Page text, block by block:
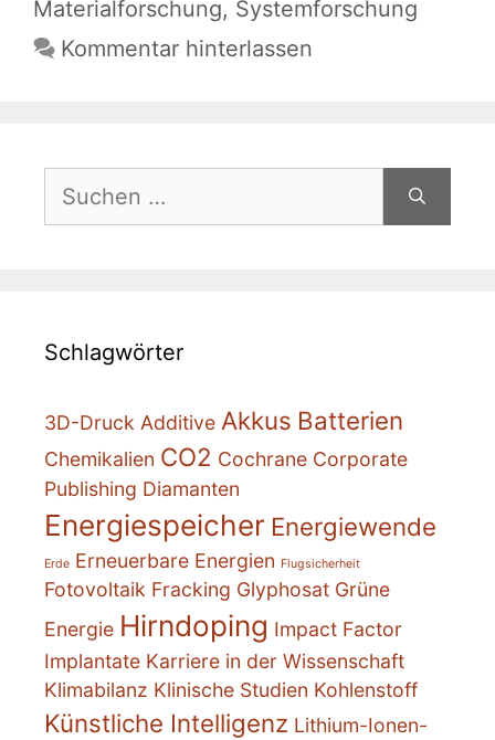
Materialforschung, Systemforschung
Kommentar hinterlassen
nach:
Schlagwörter
3D-Druck Additive Akkus Batterien
Chemikalien CO2 Cochrane Corporate
Publishing Diamanten
Energiespeicher Energiewende
Erde Erneuerbare Energien Flugsicherheit
Fotovoltaik Fracking Glyphosat Grüne
Energie Hirndoping Impact Factor
Implantate Karriere in der Wissenschaft
Klimabilanz Klinische Studien Kohlenstoff
Künstliche Intelligenz Lithium-Ionen-